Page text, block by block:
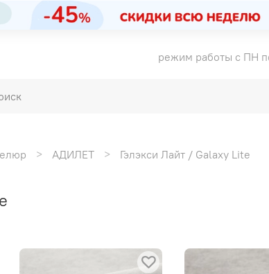
режим работы с ПН
АДИЛЕТ Гэлэкси Лайт / Galaxy Lite